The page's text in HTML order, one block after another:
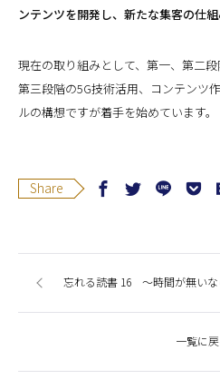
ンテンツを開発し、新たな集客の仕組
現在の取り組みとして、第一、第二段
第三段階の5G技術活用、コンテンツ
ルの構想ですが着手を始めています。
Share
忘れる読書 16 〜時間が無い
一覧に